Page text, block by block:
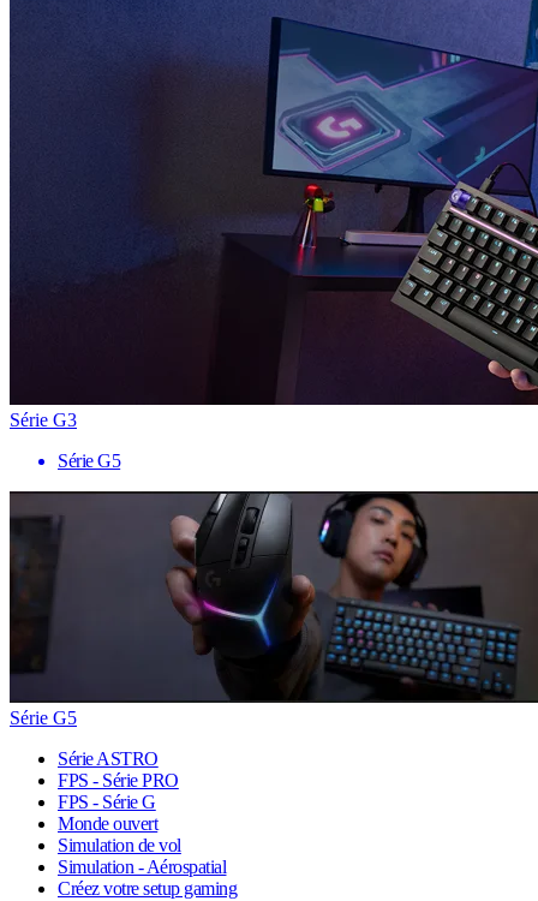
Série G3
Série G5
Série G5
Série ASTRO
FPS - Série PRO
FPS - Série G
Monde ouvert
Simulation de vol
Simulation - Aérospatial
Créez votre setup gaming